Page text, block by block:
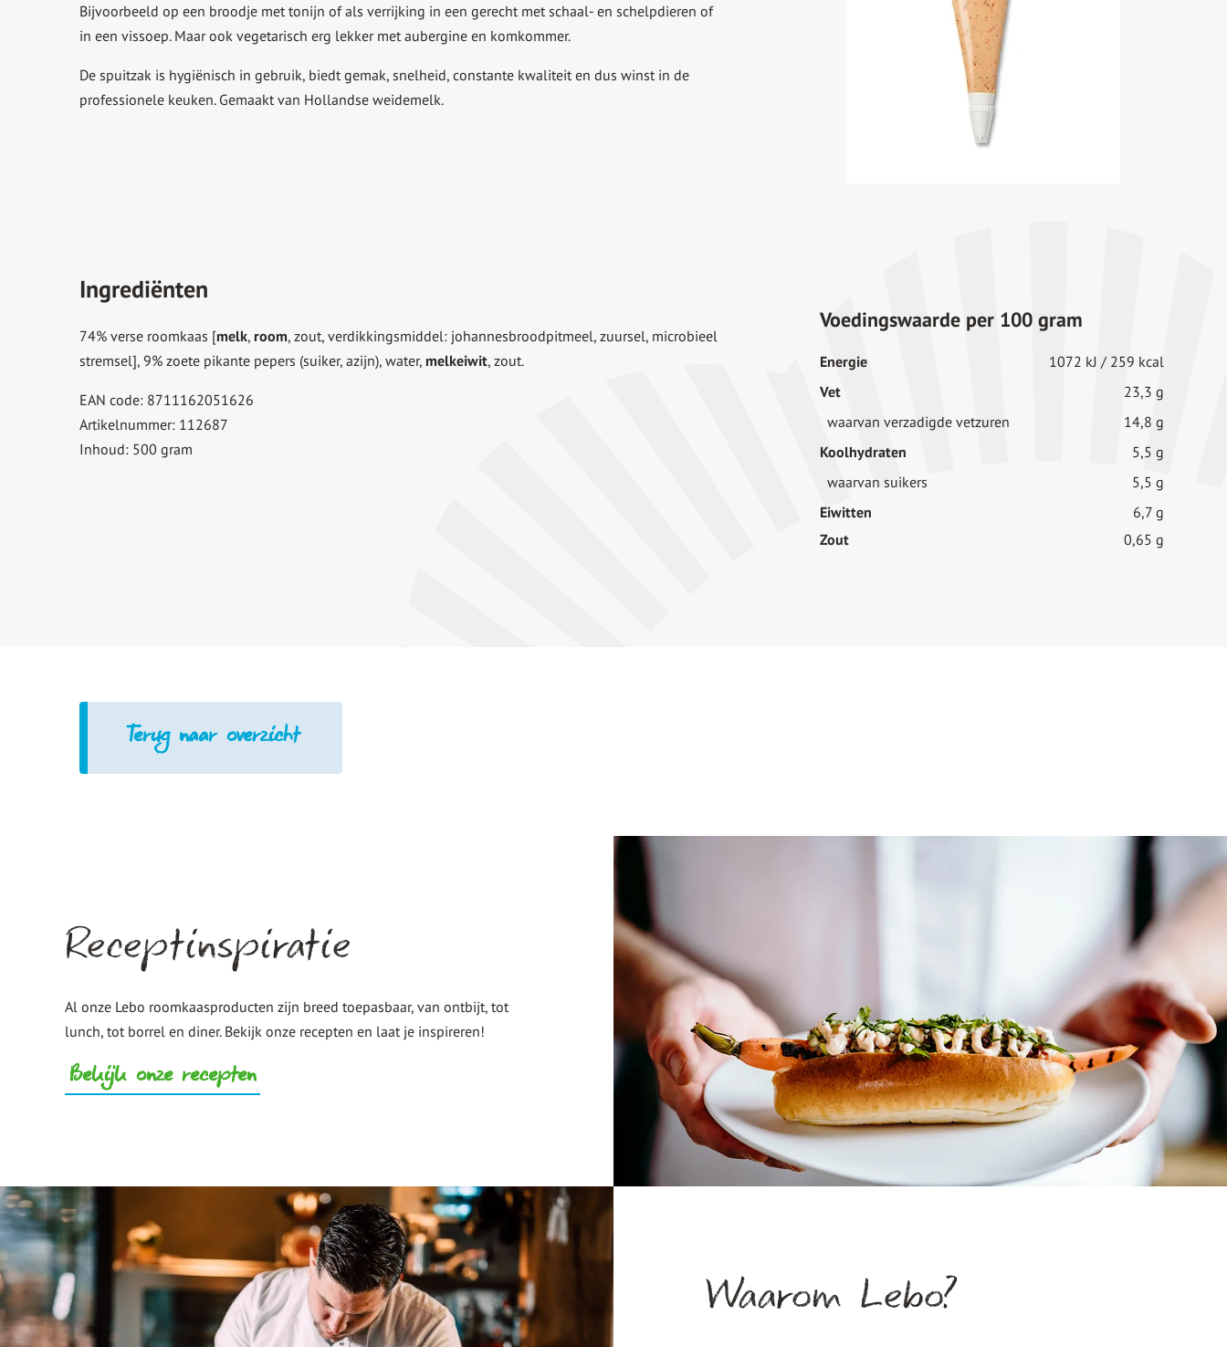
Bijvoorbeeld op een broodje met tonijn of als verrijking in een gerecht met schaal- en schelpdieren of
in een vissoep. Maar ook vegetarisch erg lekker met aubergine en komkommer.
De spuitzak is hygiënisch in gebruik, biedt gemak, snelheid, constante kwaliteit en dus winst in de
professionele keuken. Gemaakt van Hollandse weidemelk.
Ingrediënten
74% verse roomkaas [melk, room, zout, verdikkingsmiddel: johannesbroodpitmeel, zuursel, microbieel
stremsel], 9% zoete pikante pepers (suiker, azijn), water, melkeiwit, zout.
EAN code: 8711162051626
Artikelnummer: 112687
Inhoud: 500 gram
Voedingswaarde per 100 gram
Energie
1072 kJ / 259 kcal
Vet
23,3 g
waarvan verzadigde vetzuren
14,8 g
Koolhydraten
5,5 g
waarvan suikers
5,5 g
Eiwitten
6,7 g
Zout
0,65 g
Terug naar overzicht
Receptinspiratie
Al onze Lebo roomkaasproducten zijn breed toepasbaar, van ontbijt, tot
lunch, tot borrel en diner. Bekijk onze recepten en laat je inspireren!
Bekijk onze recepten
Waarom Lebo?